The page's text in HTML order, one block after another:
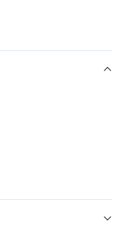
international für ihre